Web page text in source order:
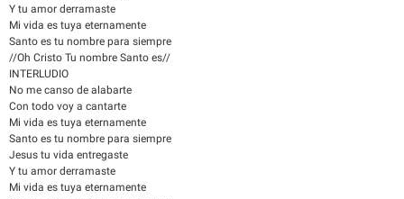
Y tu amor derramaste
Mi vida es tuya eternamente
Santo es tu nombre para siempre
//Oh Cristo Tu nombre Santo es//
INTERLUDIO
No me canso de alabarte
Con todo voy a cantarte
Mi vida es tuya eternamente
Santo es tu nombre para siempre
Jesus tu vida entregaste
Y tu amor derramaste
Mi vida es tuya eternamente